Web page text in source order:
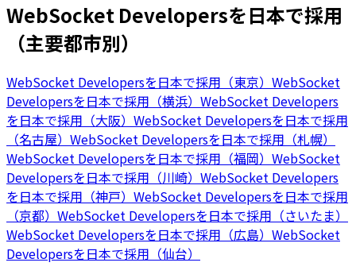
WebSocket Developersを日本で採用
（主要都市別）
WebSocket Developersを日本で採用（東京） WebSocket
Developersを日本で採用（横浜） WebSocket Developers
を日本で採用（大阪） WebSocket Developersを日本で採用
（名古屋） WebSocket Developersを日本で採用（札幌）
WebSocket Developersを日本で採用（福岡） WebSocket
Developersを日本で採用（川崎） WebSocket Developers
を日本で採用（神戸） WebSocket Developersを日本で採用
（京都） WebSocket Developersを日本で採用（さいたま）
WebSocket Developersを日本で採用（広島） WebSocket
Developersを日本で採用（仙台）